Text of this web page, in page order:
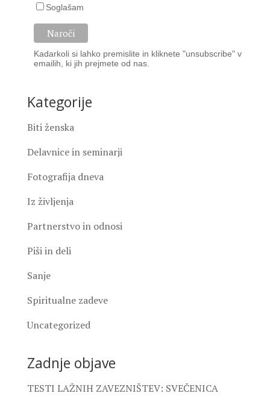
Soglašam
Kadarkoli si lahko premislite in kliknete "unsubscribe" v
emailih, ki jih prejmete od nas.
Kategorije
Biti ženska
Delavnice in seminarji
Fotografija dneva
Iz življenja
Partnerstvo in odnosi
Piši in deli
Sanje
Spiritualne zadeve
Uncategorized
Zadnje objave
TESTI LAŽNIH ZAVEZNIŠTEV: SVEČENICA